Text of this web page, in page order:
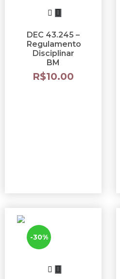
DEC 43.245 –
Regulamento
Disciplinar
BM
R$10.00
-30%